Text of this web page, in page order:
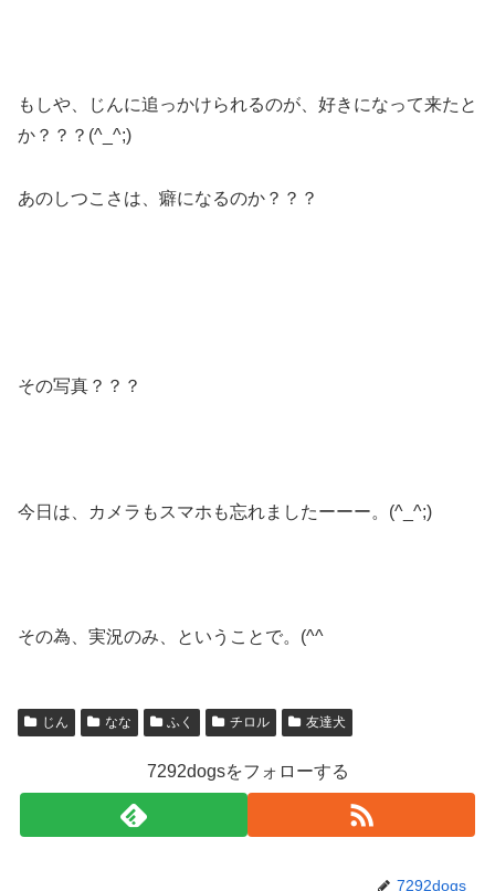
もしや、じんに追っかけられるのが、好きになって来たと
か？？？(^_^;)
あのしつこさは、癖になるのか？？？
その写真？？？
今日は、カメラもスマホも忘れましたーーー。(^_^;)
その為、実況のみ、ということで。(^^ゞ
じん なな ふく チロル 友達犬
7292dogsをフォローする
7292dogs